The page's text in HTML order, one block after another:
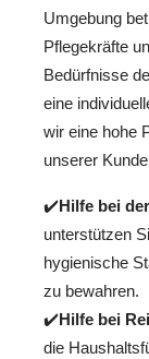
Umgebung
Pflegekräfte
Bedürfnisse
eine
wir eine hohe
unserer
✔️Hilfe bei
unterstützen
hygienische
zu bewahren.
✔️Hilfe bei
die